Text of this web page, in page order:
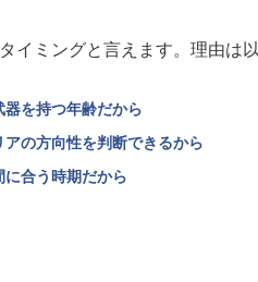
ミングと言えます。理由は
を持つ年齢だから
の方向性を判断できるから
合う時期だから